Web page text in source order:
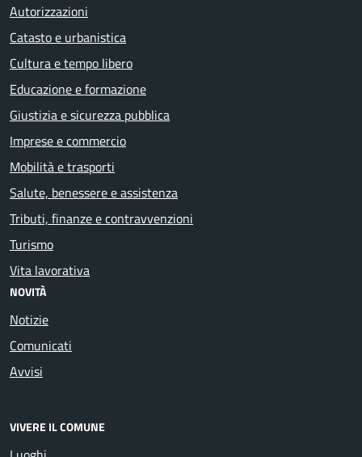
Autorizzazioni
Catasto e urbanistica
Cultura e tempo libero
Educazione e formazione
Giustizia e sicurezza pubblica
Imprese e commercio
Mobilità e trasporti
Salute, benessere e assistenza
Tributi, finanze e contravvenzioni
Turismo
Vita lavorativa
NOVITÀ
Notizie
Comunicati
Avvisi
VIVERE IL COMUNE